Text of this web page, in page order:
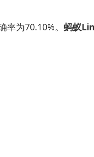
为70.10%。 蚂蚁